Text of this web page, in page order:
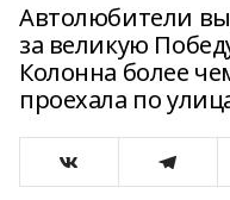
Автолюбители
за великую
Колонна более
проехала по